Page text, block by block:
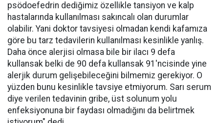
psödoefedrin dediğimiz özellikle tansiyon ve kalp
hastalarında kullanılması sakıncalı olan durumlar
olabilir. Yani doktor tavsiyesi olmadan kendi kafamıza
göre bu tarz tedavilerin kullanılması kesinlikle yanlış.
Daha önce alerjisi olmasa bile bir ilacı 9 defa
kullansak belki de 90 defa kullansak 91'ncisinde yine
alerjik durum gelişebileceğini bilmemiz gerekiyor. O
yüzden bunu kesinlikle tavsiye etmiyorum. Sarı serum
diye verilen tedavinin gribe, üst solunum yolu
enfeksiyonuna bir faydası olmadığını da belirtmek